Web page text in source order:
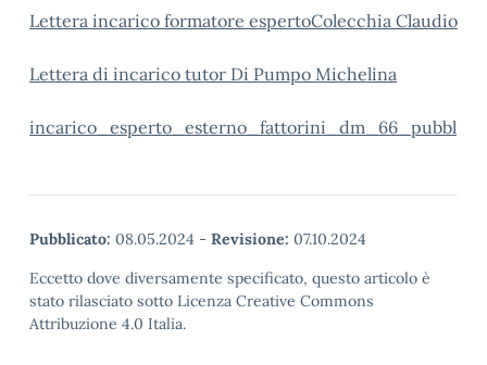
Lettera incarico formatore espertoColecchia Claudio
Lettera di incarico tutor Di Pumpo Michelina
incarico_esperto_esterno_fattorini_dm_66_pubbl
Pubblicato: 08.05.2024 - Revisione: 07.10.2024
Eccetto dove diversamente specificato, questo articolo è
stato rilasciato sotto Licenza Creative Commons
Attribuzione 4.0 Italia.